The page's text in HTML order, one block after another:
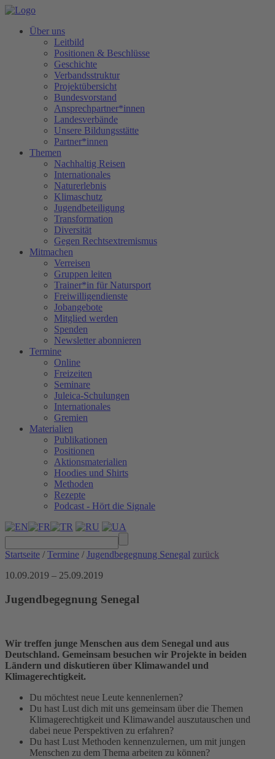
Über uns
Leitbild
Positionen & Beschlüsse
Geschichte
Verbandsstruktur
Projektübersicht
Bundesvorstand
Ansprechpartner*innen
Landesverbände
Unsere Bildungsstätte
Partner*innen
Themen
Nachhaltig Reisen
Internationales
Naturerlebnis
Klimaschutz
Jugendbeteiligung
Transformation
Diversität
Gegen Rechtsextremismus
Mitmachen
Verreisen
Gruppen leiten
Trainer*in für Natursport
Freiwilligendienste
Jobangebote
Mitglied werden
Spenden
Newsletter abonnieren
Termine
Online
Freizeiten
Seminare
Juleica-Schulungen
Internationales
Gremien
Materialien
Publikationen
Positionen
Aktionsmaterialien
Hoodies und Shirts
Methoden
Rezepte
Podcast - Hört die Signale
Startseite / Termine / Jugendbegegnung Senegal zurück
10.09.2019 – 25.09.2019
Jugendbegegnung Senegal
Wir treffen junge Menschen aus dem Senegal und aus
Deutschland. Gemeinsam besuchen wir Projekte in beiden
Ländern und diskutieren über Klimawandel und
Klimagerechtigkeit.
Du möchtest neue Leute kennenlernen?
Du hast Lust dich mit uns gemeinsam über die Themen
Klimagerechtigkeit und Klimawandel auszutauschen und
dabei neue Perspektiven zu erfahren?
Du hast Lust Methoden kennenzulernen, um mit jungen
Menschen zu dem Thema arbeiten zu können?